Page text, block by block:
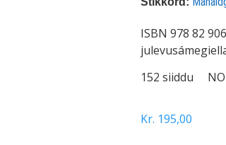
ISBN 978 82
152 siiddu
Kr 195,00